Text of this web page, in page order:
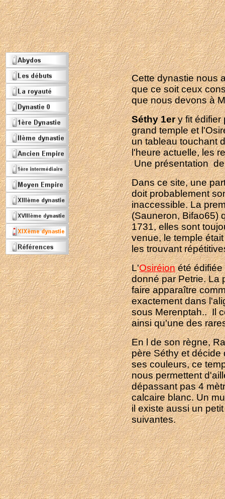
Cette dynastie nous
que ce soit ceux
que nous devons à
Séthy 1ery fit édifier
grand temple et
un tableau touchant
l'heure actuelle, les
Une présentation
Dans ce site, une
doit probablement
inaccessible. La
(Sauneron, Bifao65)
1731, elles sont
venue, le temple
les trouvant
L'Osiréionété édifiée
donné par Petrie. La
faire apparaître
exactement dans
sous Merenptah.. Il
ainsi qu'une des
En l de son règne,
père Séthy et
ses couleurs, ce
nous permettent
dépassant pas 4
calcaire blanc. Un
il existe aussi un
suivantes.